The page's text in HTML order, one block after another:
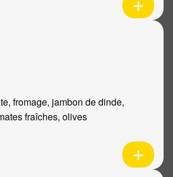
fromage, jambon de dinde,
fraîches, olives